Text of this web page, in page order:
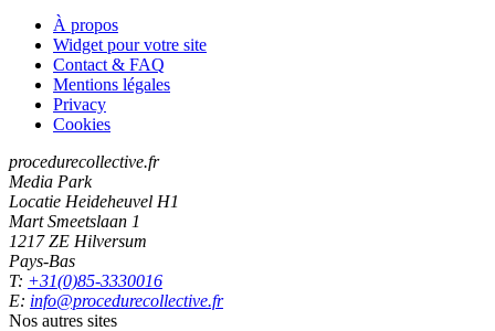
À propos
Widget pour votre site
Contact & FAQ
Mentions légales
Privacy
Cookies
procedurecollective.fr
Media Park
Locatie Heideheuvel H1
Mart Smeetslaan 1
1217 ZE Hilversum
Pays-Bas
T: +31(0)85-3330016
E: info@procedurecollective.fr
Nos autres sites